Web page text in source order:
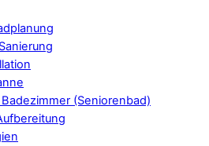
(Seniorenbad)